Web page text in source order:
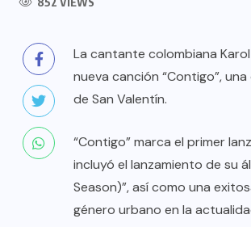
La cantante colombiana
nueva canción “Contigo”,
de San Valentín.
“Contigo” marca el primer
incluyó el lanzamiento de su
Season)”, así como una
género urbano en la
7 AGOSTO,